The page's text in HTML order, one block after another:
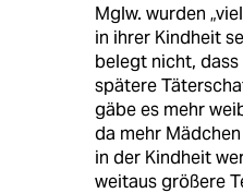
Mglw. wurden
in ihrer Kindheit
belegt nicht,
spätere
gäbe es mehr
da mehr
in der Kindheit
weitaus größere